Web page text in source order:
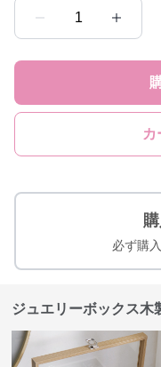
1
カ
必ず購
ジュエリーボックス木